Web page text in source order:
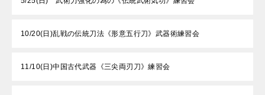
10/20(日)乱戦の伝統刀法《形意五行刀》武器術練習会
11/10(日)中国古代武器《三尖両刃刀》練習会